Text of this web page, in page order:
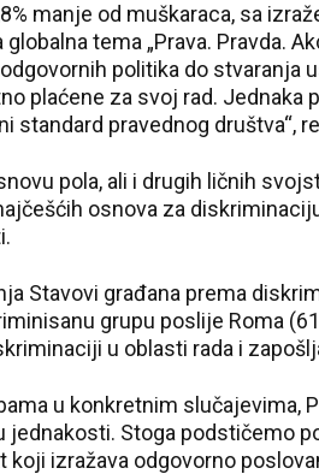
manje od muškaraca, sa
tema „Prava. Pravda.
politika do stvaranja
plaćene za svoj rad. Jednaka
standard pravednog društva“,
pola, ali i drugih ličnih
osnova za
Stavovi građana prema
grupu poslije Roma
u oblasti rada i
u konkretnim slučajevima,
Stoga podstičemo
koji izražava odgovorno